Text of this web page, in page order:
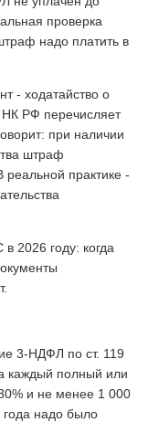
проверка
надо платить в
- ходатайство о
НК РФ перечисляет
при наличии
штраф
практике -
2026 году: когда
3-НДФЛ по ст. 119
каждый полный или
и не менее 1 000
надо было